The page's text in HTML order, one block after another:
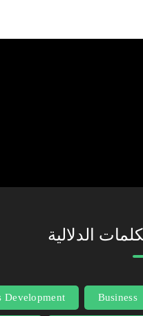
الدلالية
Business
Development